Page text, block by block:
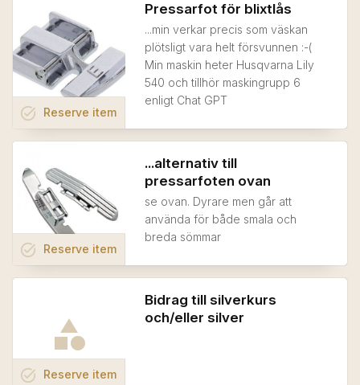
Pressarfot för blixtlås
...min verkar precis som väskan
plötsligt vara helt försvunnen :-(
Min maskin heter Husqvarna Lily
540 och tillhör maskingrupp 6
enligt Chat GPT
task_alt Reserve item
...alternativ till
pressarfoten ovan
se ovan. Dyrare men går att
använda för både smala och
breda sömmar
task_alt Reserve item
Bidrag till silverkurs
och/eller silver
task_alt Reserve item